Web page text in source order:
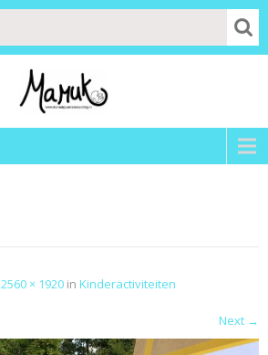
2560 × 1920 in Kinderactiviteiten
Next →